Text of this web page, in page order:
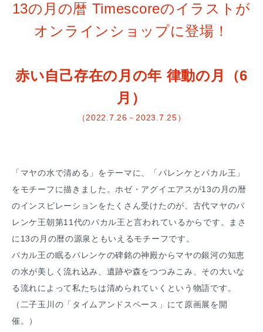
13の月の暦 Timescoreのイラストが
オンラインショップに登場！
赤い自己存在の月の年 律動の月（6
月）
（2022.7.26－2023.7.25）
「マヤの水で清める」をテーマに、「パレンケとパカル王」
をモチーフに描きました。ホゼ・アグイエアスが13の月の暦
のインスピレーションをたくさん受けたのが、古代マヤのパ
レンケ王朝第11代のパカル王と言われているからです。まさ
に13の月の暦の源泉ともいえるモチーフです。
パカル王の眠るパレンケの碑銘の神殿からマヤの銀河の知恵
の水が美しく流れ込み、遺跡や森をつつみこみ、その大いな
る流れによって私たちは清められていくという物語です。
（二子玉川の「タイムアンドスペース」にて原画展を開
催。）